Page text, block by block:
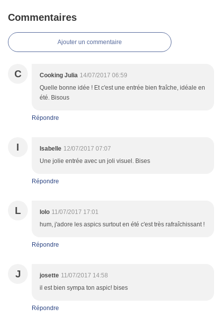
Commentaires
Ajouter un commentaire
C Cooking Julia 14/07/2017 06:59
Quelle bonne idée ! Et c'est une entrée bien fraîche, idéale en
été. Bisous
Répondre
I Isabelle 12/07/2017 07:07
Une jolie entrée avec un joli visuel. Bises
Répondre
L lolo 11/07/2017 17:01
hum, j'adore les aspics surtout en été c'est très rafraîchissant !
Répondre
J josette 11/07/2017 14:58
il est bien sympa ton aspic! bises
Répondre